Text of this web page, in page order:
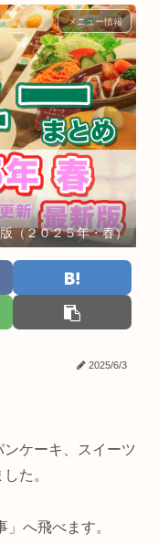
メニュー情報
（２０２５年・春）
2025/6/3
ケーキ、スイーツ
た。
へ飛べます。